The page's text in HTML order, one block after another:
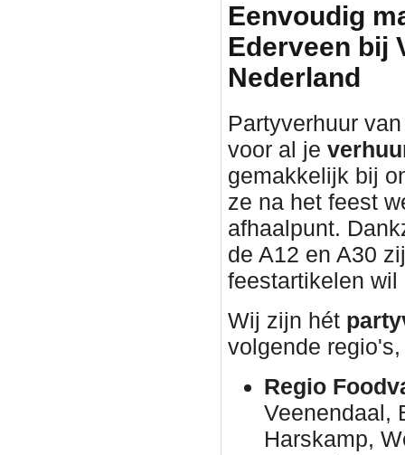
Eenvoudig
Ederveen bij
Nederland
Partyverhuur
voor al je
gemakkelijk bij
ze na het feest
afhaalpunt.
de A12 en A30
feestartikelen wil
Wij zijn hét
volgende
Regio
Veenendaal,
Harskamp,